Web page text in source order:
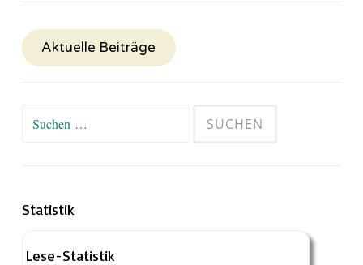
Aktuelle Beiträge
Suchen
Statistik
Lese-Statistik